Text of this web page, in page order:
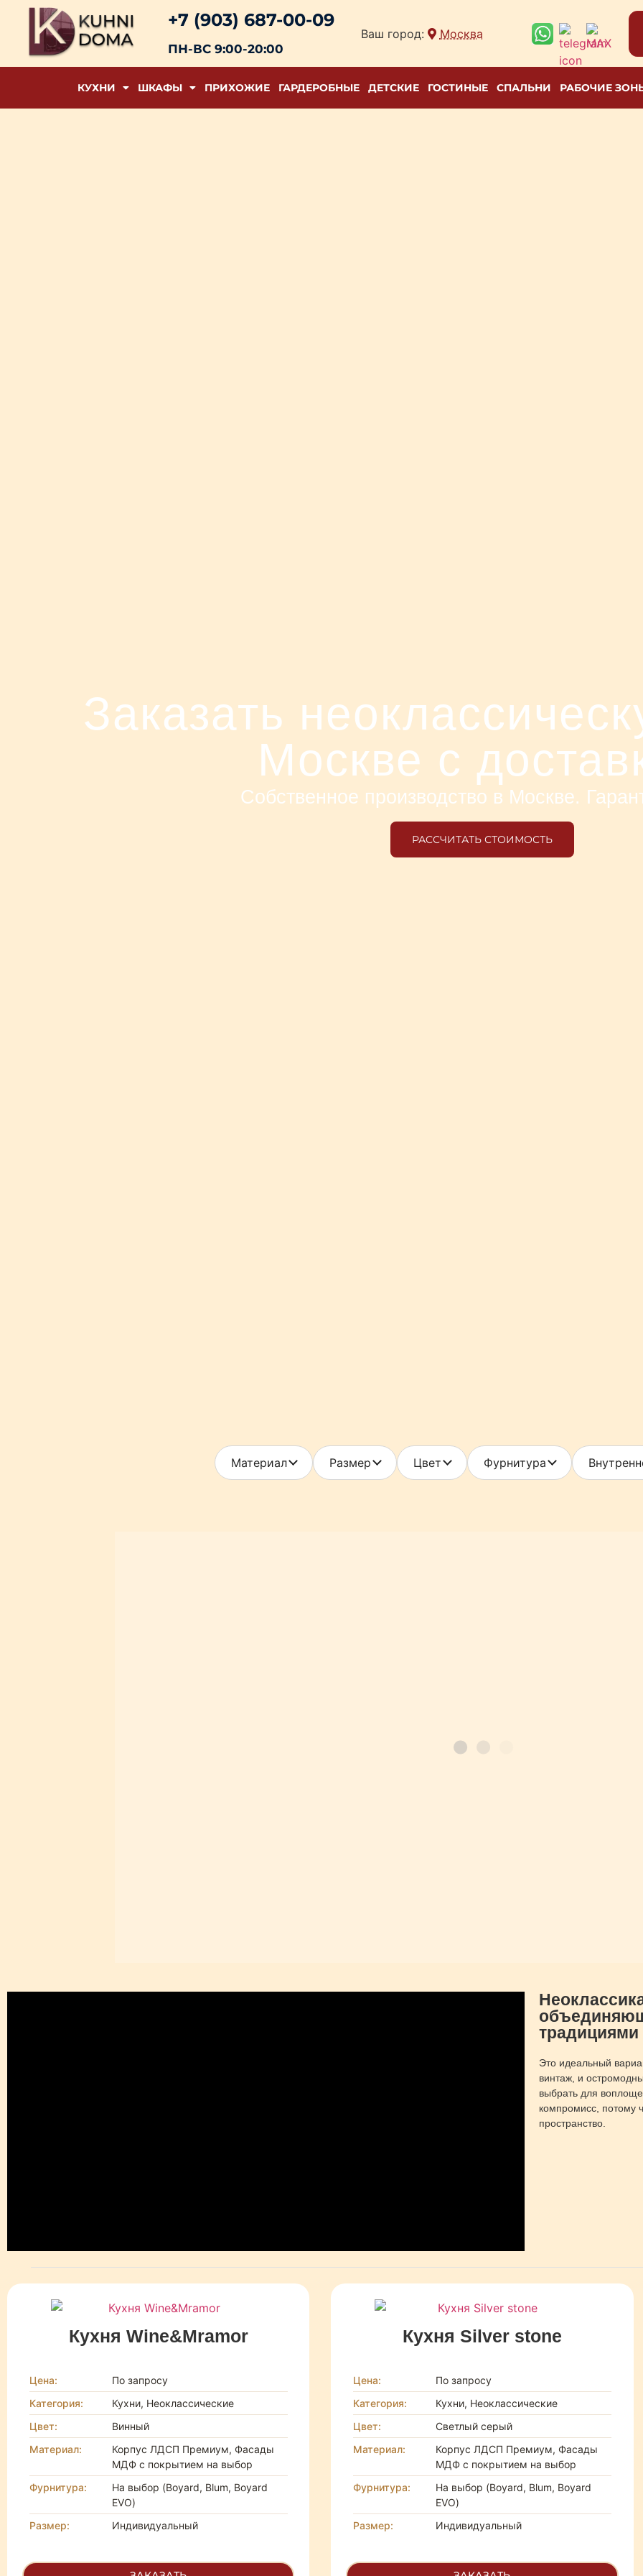
+7 (903) 687-00-09
ПН-ВС 9:00-20:00
Ваш город: Москва
КУХНИ ШКАФЫ ПРИХОЖИЕ ГАРДЕРОБНЫЕ ДЕТСКИЕ ГОСТИНЫЕ СПАЛЬНИ РАБОЧИЕ
Заказать
Москве с
Собственное производство в Москве.
РАССЧИТАТЬ СТОИМОСТЬ
Материал Размер Цвет Фурнитура
Это идеальный
винтаж, и
выбрать для
компромисс, потому
пространство.
Кухня Wine&Mramor
Цена:
По запросу
Категория:
Кухни, Неоклассические
Цвет:
Винный
Материал:
Корпус ЛДСП Премиум, Фасады
МДФ с покрытием на выбор
Фурнитура:
На выбор (Boyard, Blum, Boyard
EVO)
Размер:
Индивидуальный
Кухня Silver stone
Цена:
По запросу
Категория:
Кухни, Неоклассические
Цвет:
Светлый серый
Материал:
Корпус ЛДСП Премиум, Фасады
МДФ с покрытием на выбор
Фурнитура:
На выбор (Boyard, Blum, Boyard
EVO)
Размер:
Индивидуальный